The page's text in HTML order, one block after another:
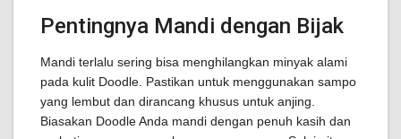
Pentingnya Mandi dengan Bijak
Mandi terlalu sering bisa menghilangkan minyak alami
pada kulit Doodle. Pastikan untuk menggunakan sampo
yang lembut dan dirancang khusus untuk anjing.
Biasakan Doodle Anda mandi dengan penuh kasih dan